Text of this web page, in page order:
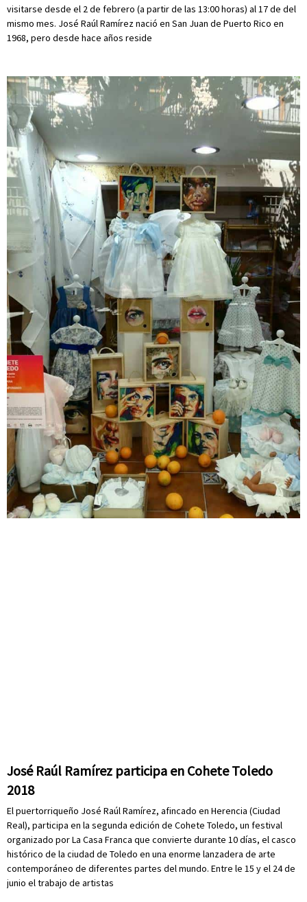
visitarse desde el 2 de febrero (a partir de las 13:00 horas) al 17 de del
mismo mes. José Raúl Ramírez nació en San Juan de Puerto Rico en
1968, pero desde hace años reside
José Raúl Ramírez participa en Cohete Toledo
2018
El puertorriqueño José Raúl Ramírez, afincado en Herencia (Ciudad
Real), participa en la segunda edición de Cohete Toledo, un festival
organizado por La Casa Franca que convierte durante 10 días, el casco
histórico de la ciudad de Toledo en una enorme lanzadera de arte
contemporáneo de diferentes partes del mundo. Entre le 15 y el 24 de
junio el trabajo de artistas